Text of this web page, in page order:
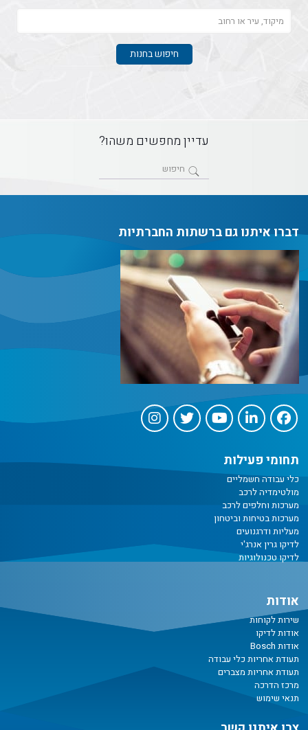
עדיין מחפשים משהו?
דברו איתנו גם ברשתות החברתיות
תחומי פעילות
כלי עבודה חשמליים
מולטימדיה לרכב
מערכות וחלפים לרכב
מערכות בטיחות וביטחון
מעליות ודרגנועים
לדיקו גרין אנרג'י
לדיקו טכנולוגיות
אודות
שירות לקוחות
אודות לדיקו
אודות Bosch
תעודת אחריות כלי עבודה
תעודת אחריות מצברים
מרכז הדרכה
תנאי שימוש